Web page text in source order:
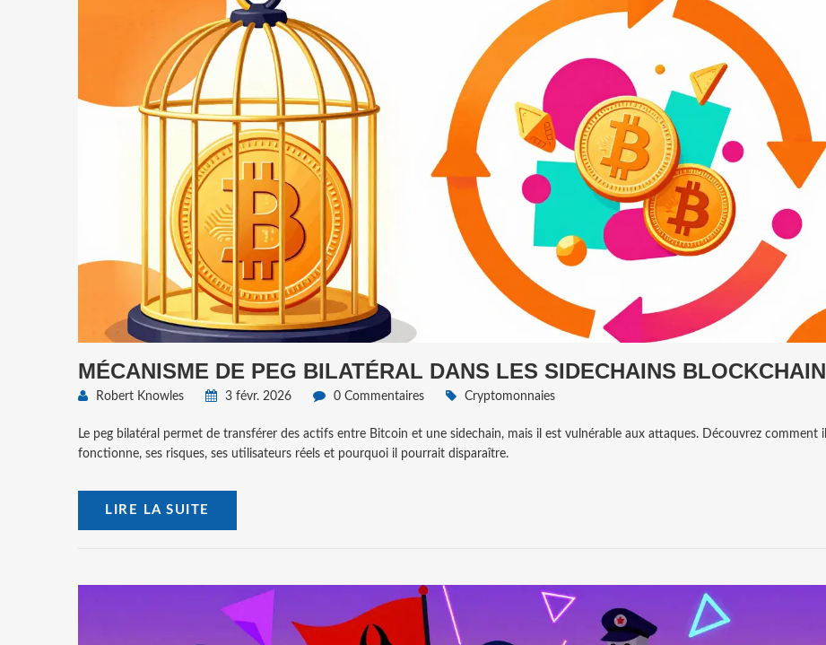
MÉCANISME DE PEG BILATÉRAL DANS LES SIDECHAINS BLOCKCHAIN
Robert Knowles 3 févr. 2026 0 Commentaires Cryptomonnaies
Le peg bilatéral permet de transférer des actifs entre Bitcoin et une sidechain, mais il est vulnérable aux attaques. Découvrez comment il
fonctionne, ses risques, ses utilisateurs réels et pourquoi il pourrait disparaître.
LIRE LA SUITE